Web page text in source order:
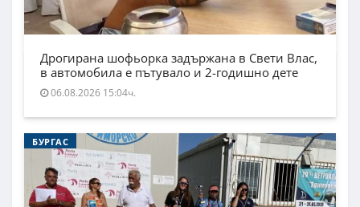
Дрогирана шофьорка задържана в Свети Влас,
в автомобила е пътувало и 2-годишно дете
06.08.2026 15:04ч.
БУРГАС